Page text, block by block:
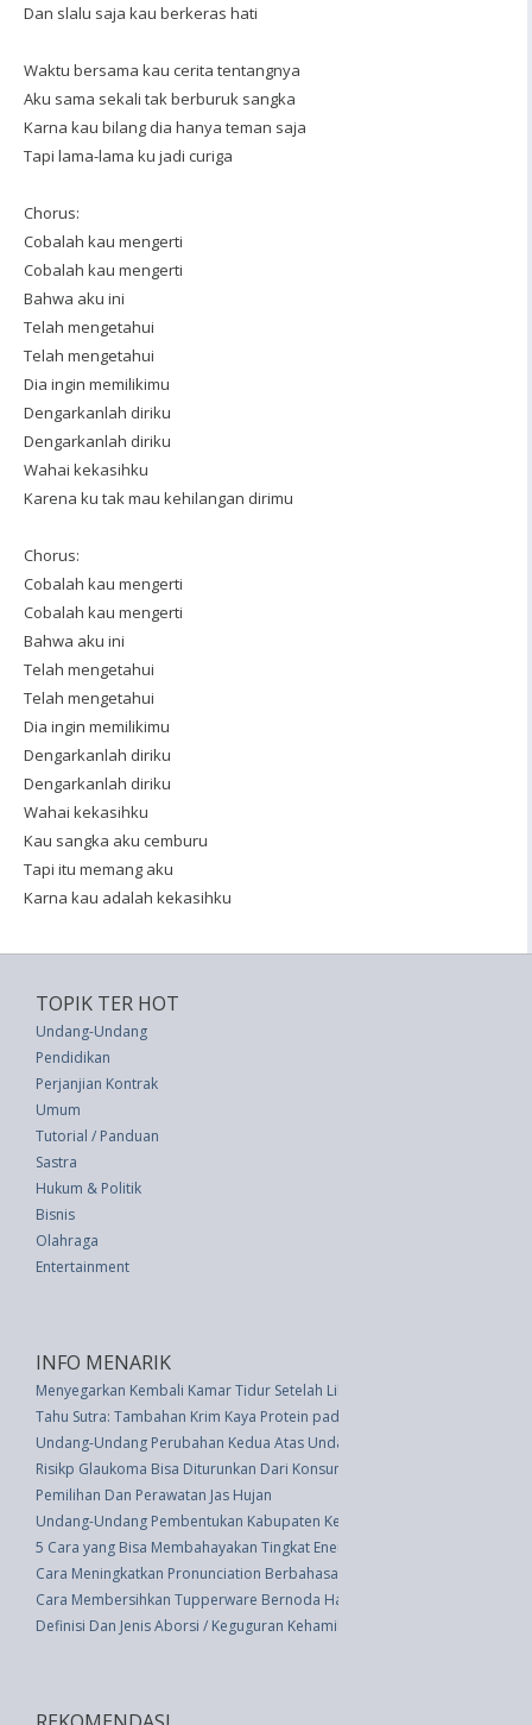
Dan slalu saja kau berkeras hati
Waktu bersama kau cerita tentangnya
Aku sama sekali tak berburuk sangka
Karna kau bilang dia hanya teman saja
Tapi lama-lama ku jadi curiga
Chorus:
Cobalah kau mengerti
Cobalah kau mengerti
Bahwa aku ini
Telah mengetahui
Telah mengetahui
Dia ingin memilikimu
Dengarkanlah diriku
Dengarkanlah diriku
Wahai kekasihku
Karena ku tak mau kehilangan dirimu
Chorus:
Cobalah kau mengerti
Cobalah kau mengerti
Bahwa aku ini
Telah mengetahui
Telah mengetahui
Dia ingin memilikimu
Dengarkanlah diriku
Dengarkanlah diriku
Wahai kekasihku
Kau sangka aku cemburu
Tapi itu memang aku
Karna kau adalah kekasihku
TOPIK TER HOT
Undang-Undang
Pendidikan
Perjanjian Kontrak
Umum
Tutorial / Panduan
Sastra
Hukum & Politik
Bisnis
Olahraga
Entertainment
INFO MENARIK
Menyegarkan Kembali Kamar Tidur Setelah Liburan
Tahu Sutra: Tambahan Krim Kaya Protein pada Hidangan Favorit Anda
Undang-Undang Perubahan Kedua Atas Undang-undang Nomor 14
Risikp Glaukoma Bisa Diturunkan Dari Konsumsi Sayuran Berdaun Hijau
Pemilihan Dan Perawatan Jas Hujan
Undang-Undang Pembentukan Kabupaten Kepulauan Siau Tagulandang
5 Cara yang Bisa Membahayakan Tingkat Energi Anda Sendiri
Cara Meningkatkan Pronunciation Berbahasa Inggris
Cara Membersihkan Tupperware Bernoda Hanya Dalam Beberapa Detik
Definisi Dan Jenis Aborsi / Keguguran Kehamilan